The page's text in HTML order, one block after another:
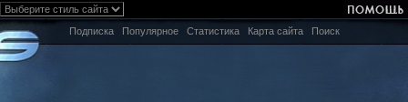
Подписка Популярное Статистика Карта сайта Поиск